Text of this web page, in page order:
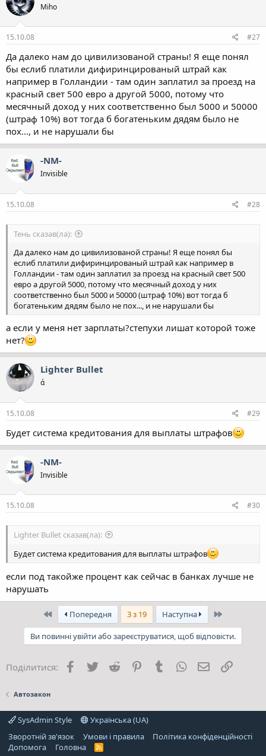
Miho
15.10.08 #27
Да далеко нам до цивилизованой страны! Я еще понял
бы еслиб платили дифиринцированый штрай как
например в Голландии - там один заплатил за проезд на
красный свет 500 евро а другой 5000, потому что
месячный доход у них соответственно был 5000 и 50000
(штраф 10%) вот тогда б богатеньким дядям было не
пох..., и не нарушали бы
-NM-
Invisible
15.10.08 #28
Тень сказав(ла):
Да далеко нам до цивилизованой страны! Я еще понял бы
еслиб платили дифиринцированый штрай как например в
Голландии - там один заплатил за проезд на красный свет 500
евро а другой 5000, потому что месячный доход у них
соответственно был 5000 и 50000 (штраф 10%) вот тогда б
богатеньким дядям было не пох..., и не нарушали бы
а если у меня нет зарплаты?степухи лишат которой тоже
нет?
Lighter Bullet
ά
15.10.08 #29
Будет система кредитования для выплаты штрафов
-NM-
Invisible
15.10.08 #30
Lighter Bullet сказав(ла):
Будет система кредитования для выплаты штрафов
если под такойже процент как сейчас в банках лучше не
нарушать
ПершийПопередня 3 з 19 Наступна Останній
Ви повинні увійти або зареєструватися, щоб відповісти.
Поділитися: Facebook
Twitter Reddit PinterestTumblrWhatsApp
E-mail
Автозакон
SysAdmin Style
Українська (UA)
Зворотній зв'язок
Умови і правила
Політика конфіденційності
Дoпoмoга
Головна
R